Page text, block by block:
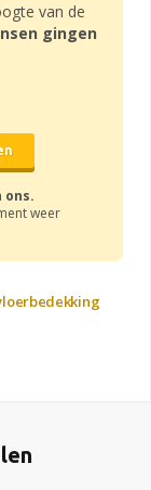
van de
gingen
ons.
weer